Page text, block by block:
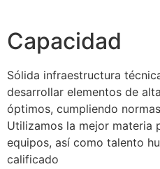
Capacidad
Sólida infraestructura
desarrollar elementos de
óptimos, cumpliendo
Utilizamos la mejor materia
equipos, así como talento
calificado